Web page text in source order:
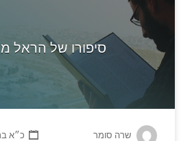
סיפורו של הראל
שרה סומר כ״א